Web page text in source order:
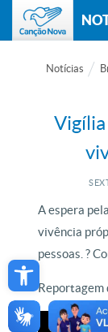
Open toolbar
Notícias
Vigília
A espera
vivência
pessoas. ?
Reportagem